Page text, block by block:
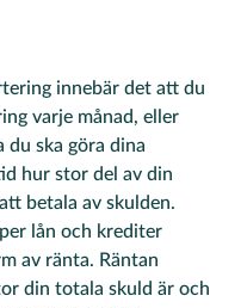
innebär det att du
varje månad, eller
du ska göra dina
hur stor del av din
betala av skulden.
lån och krediter
av ränta. Räntan
din totala skuld är och